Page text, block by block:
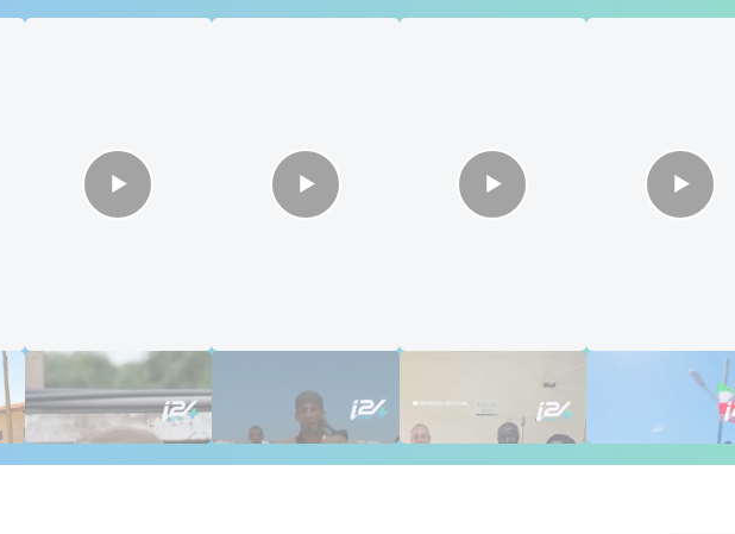
Poutine piégé au
Mali
chiffre que certains
préfèrent ignorer
sauve la vue au
Kenya
Somaliland : la
secrète d'Israël